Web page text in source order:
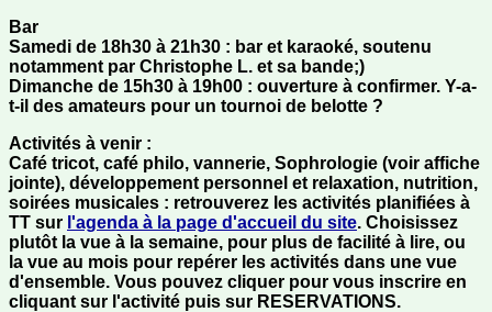
Bar
Samedi de 18h30 à 21h30 : bar et karaoké, soutenu
notamment par Christophe L. et sa bande;)
Dimanche de 15h30 à 19h00 : ouverture à confirmer. Y-a-
t-il des amateurs pour un tournoi de belotte ?
Activités à venir :
Café tricot, café philo, vannerie, Sophrologie (voir affiche
jointe), développement personnel et relaxation, nutrition,
soirées musicales : retrouverez les activités planifiées à
TT sur l'agenda à la page d'accueil du site. Choisissez
plutôt la vue à la semaine, pour plus de facilité à lire, ou
la vue au mois pour repérer les activités dans une vue
d'ensemble. Vous pouvez cliquer pour vous inscrire en
cliquant sur l'activité puis sur RESERVATIONS.